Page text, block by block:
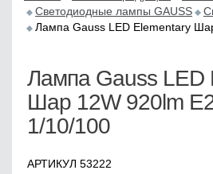
Светодиодные лампы GAUSS
Лампа Gauss LED Elementary
Лампа Gauss LED
Шар 12W 920lm
1/10/100
АРТИКУЛ 53222